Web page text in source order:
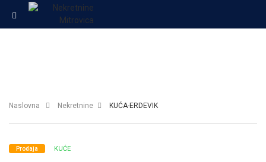
Naslovna Nekretnine KUĆA-ERDEVIK
Prodaja KUĆE